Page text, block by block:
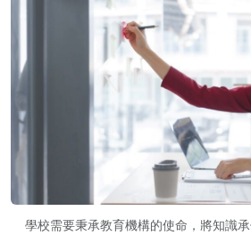
學校需要秉承教育機構的使命，將知識承